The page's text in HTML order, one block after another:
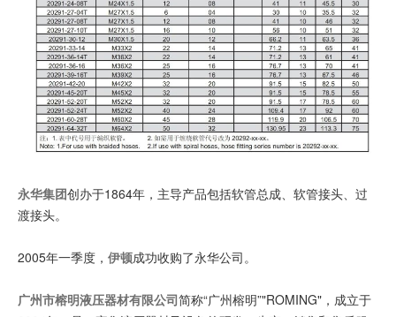
永华集团创办于1864年，主导产品包括软管总成、软管接头、过
渡接头。
2005年一季度， 伊顿成功收购了永华公司。
广州市榕明液压器材有限公司简称“广州榕明”"ROMING"，成立于